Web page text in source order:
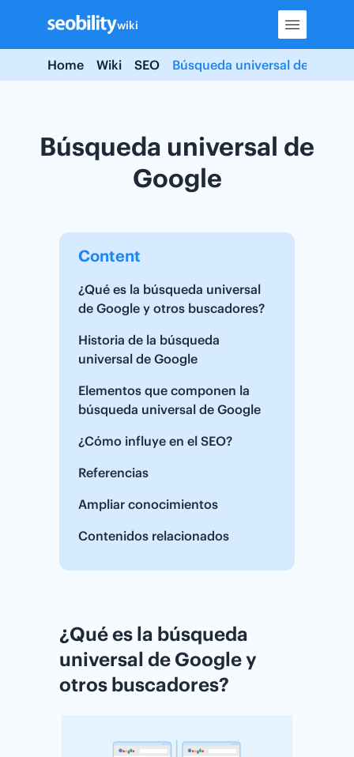
content
wiki
Home Wiki SEO Búsqueda universal de Google
Búsqueda universal de
Google
Content
¿Qué es la búsqueda universal
de Google y otros buscadores?
Historia de la búsqueda
universal de Google
Elementos que componen la
búsqueda universal de Google
¿Cómo influye en el SEO?
Referencias
Ampliar conocimientos
Contenidos relacionados
¿Qué es la búsqueda
universal de Google y
otros buscadores?